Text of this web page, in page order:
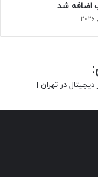
یا در ابتدای سال
بر پلتفرم
اضافه شد
در تهران |